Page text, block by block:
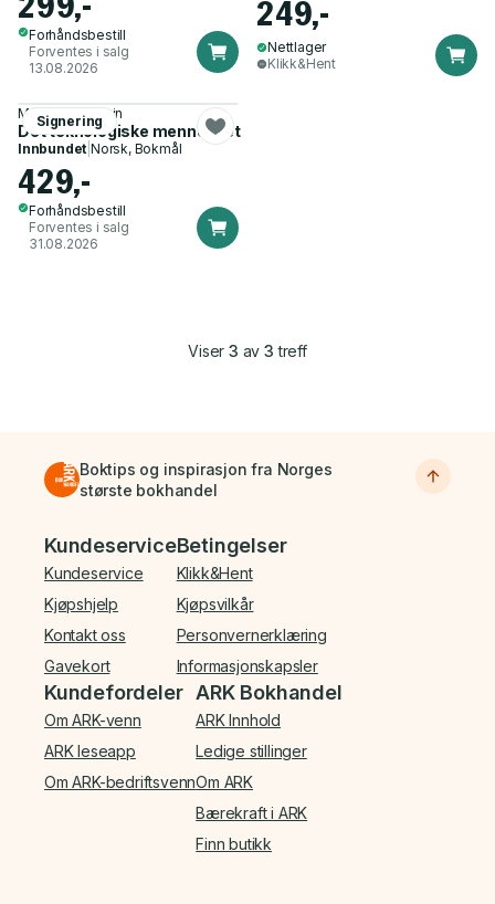
Forhåndsbestill
Forventes i salg
13.08.2026
249,-
Nettlager
Klikk&Hent
Signering
Morten Goodwin
Det teknologiske mennesket
Innbundet |Norsk, Bokmål
429,-
Forhåndsbestill
Forventes i salg
31.08.2026
Viser3 av 3 treff
Boktips og inspirasjon fra Norges
største bokhandel
Bunnmeny
Kundeservice
Kundeservice
Kjøpshjelp
Kontakt oss
Gavekort
Betingelser
Klikk&Hent
Kjøpsvilkår
Personvernerklæring
Informasjonskapsler
Kundefordeler
Om ARK-venn
ARK leseapp
Om ARK-bedriftsvenn
ARK Bokhandel
ARK Innhold
Ledige stillinger
Om ARK
Bærekraft i ARK
Finn butikk